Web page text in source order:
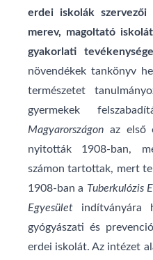
erdei iskolák szervezői
merev, magoltató
gyakorlati
növendékek tankönyv
természetet
gyermekek
Magyarországon az első
nyitották 1908-ban,
számon tartottak, mert
1908-ban a Tuberkulózis
Egyesület indítványára
gyógyászati és
erdei iskolát. Az intézet